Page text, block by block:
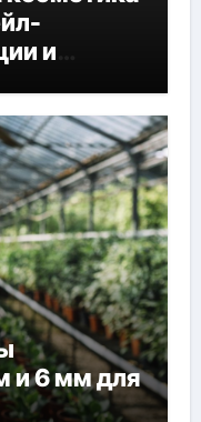
и
и 6 мм для